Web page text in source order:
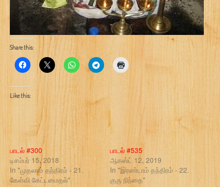
Share this:
Like this:
பாடல் #300
டிசம்பர் 15, 2018
In "முதலாம் தந்திரம் - 21.
கேள்வி கேட்டமைதல்"
பாடல் #535
ஆகஸ்ட் 12, 2019
In "இரண்டாம் தந்திரம் - 22.
குரு நிந்தை"